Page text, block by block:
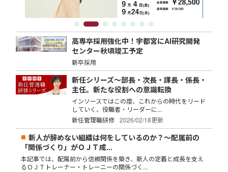
高専卒採用強化中！宇都宮にAI研究開発
センター秋頃竣工予定
新卒採用
新任シリーズ～部長・次長・課長・係長・
主任。新たな役割への意識転換
インソースではこの度、これからの時代をリード
していく、役職者・リーダーに...
新任管理職研修
2026/02/18更新
新人が辞めない組織は何をしているのか？～配属前の
「関係づくり」がＯＪＴ成...
本記事では、配属前から信頼関係を築き、新人の定着と成長を支え
るＯＪＴトレーナー・トレーニーの関係づく...